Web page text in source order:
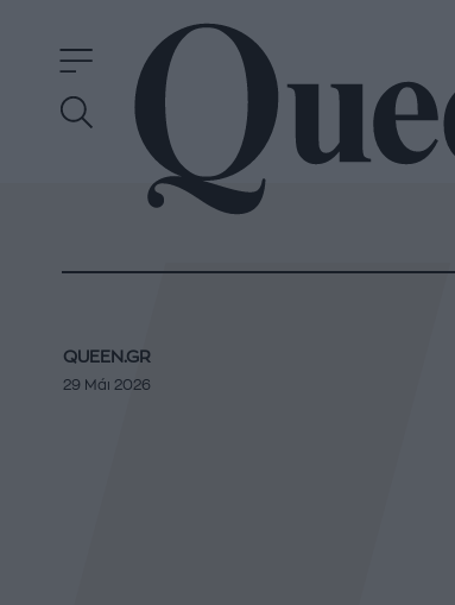
QUEEN.GR
29 Μάι 2026